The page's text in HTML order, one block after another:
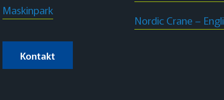
Maskinpark
Kontakt
Nordic Crane –